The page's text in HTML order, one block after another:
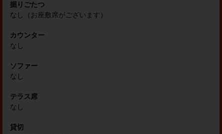
掘りごたつ
なし（お座敷席がございます）
カウンター
なし
ソファー
なし
テラス席
なし
貸切